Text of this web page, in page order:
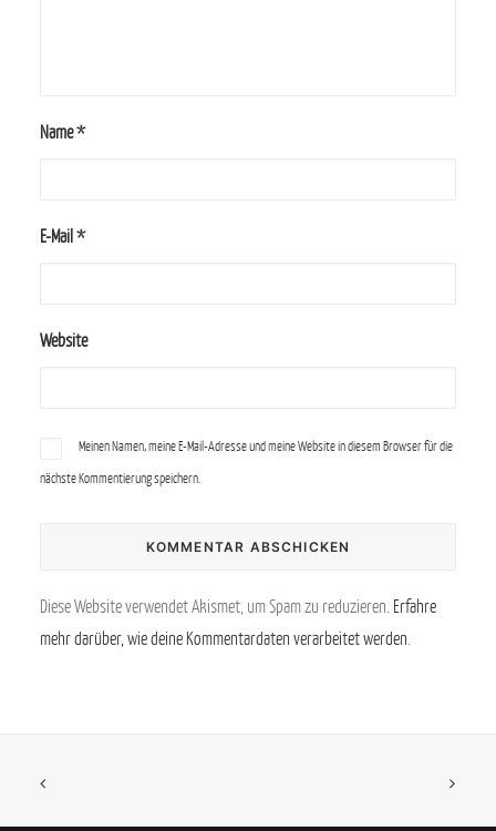
Name*
E-Mail *
Website
Meinen Namen, meine E-Mail-Adresse und meine Website in diesem Browser für die
nächste Kommentierung speichern.
Diese Website verwendet Akismet, um Spam zu reduzieren. Erfahre
mehr darüber, wie deine Kommentardaten verarbeitet werden.